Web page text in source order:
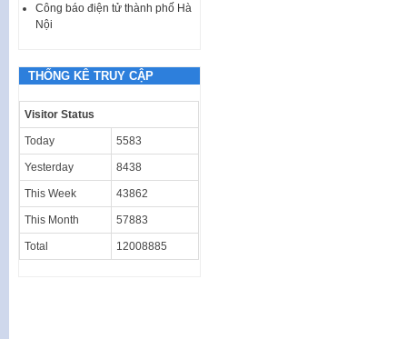
Công báo điện tử thành phố Hà
Nội
THỐNG KÊ TRUY CẬP
Visitor Status
Today 5583
Yesterday 8438
This Week 43862
This Month 57883
Total 12008885